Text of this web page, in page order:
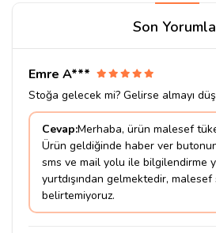
Son
Emre A***
Stoğa gelecek mi? Gelirse almayı
Cevap:Merhaba, ürün malesef
Ürün geldiğinde haber ver
sms ve mail yolu ile bilgilendirme
yurtdışından gelmektedir, malesef
belirtemiyoruz.